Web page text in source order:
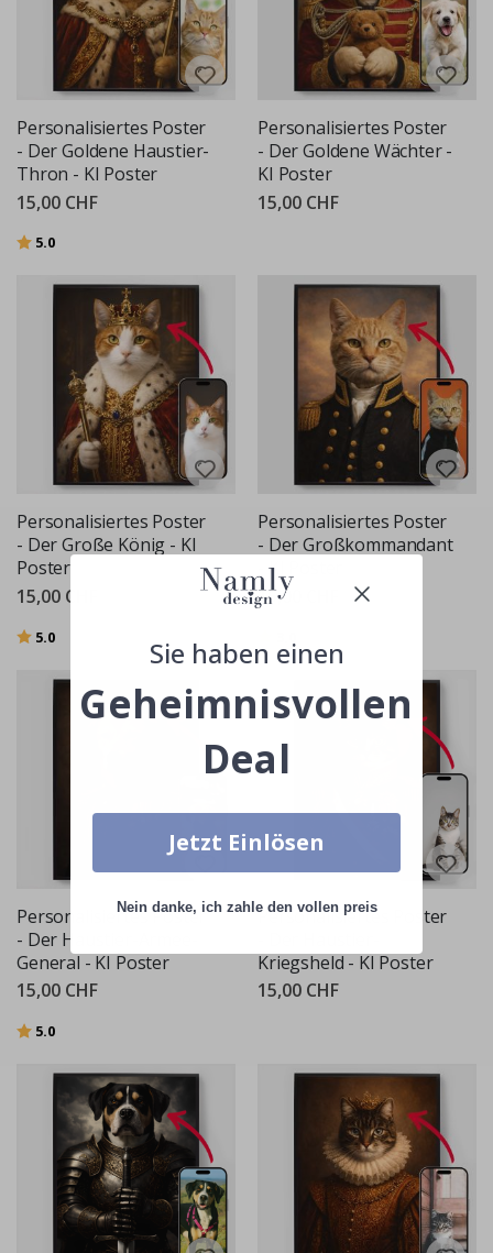
Personalisiertes Poster
- Der Goldene Haustier-
Thron - KI Poster
15,00 CHF
Bewertung:
5.0
Personalisiertes Poster
- Der Goldene Wächter -
KI Poster
15,00 CHF
Personalisiertes Poster
- Der Große König - KI
Poster
15,00 CHF
Bewertung:
5.0
Personalisiertes Poster
- Der Großkommandant
- KI Poster
15,00 CHF
Personalisiertes Poster
- Der Haustier-Armee-
General - KI Poster
15,00 CHF
Bewertung:
5.0
Personalisiertes Poster
Kriegsheld - KI Poster
15,00 CHF
Sie haben einen
Geheimnisvollen
Deal
Jetzt Einlösen
Nein danke, ich zahle den vollen preis